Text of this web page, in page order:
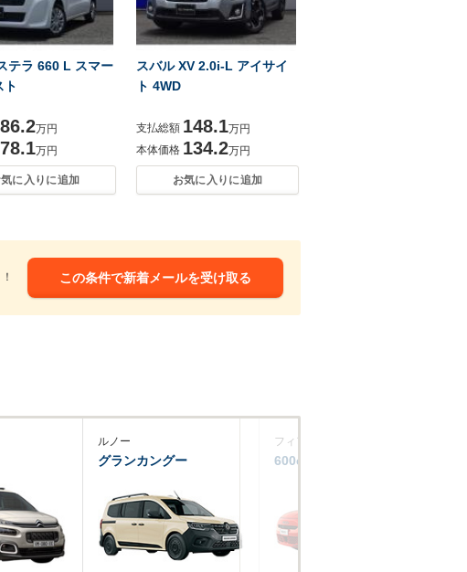
テラ 660 L スマー
ト
86.2万円
78.1万円
気に入りに追加
スバル XV 2.0i-L アイサイ
ト 4WD
支払総額 148.1万円
本体価格 134.2万円
お気に入りに追加
この条件で新着メールを受け取る
ルノー
グランカングー
フィアット
600e